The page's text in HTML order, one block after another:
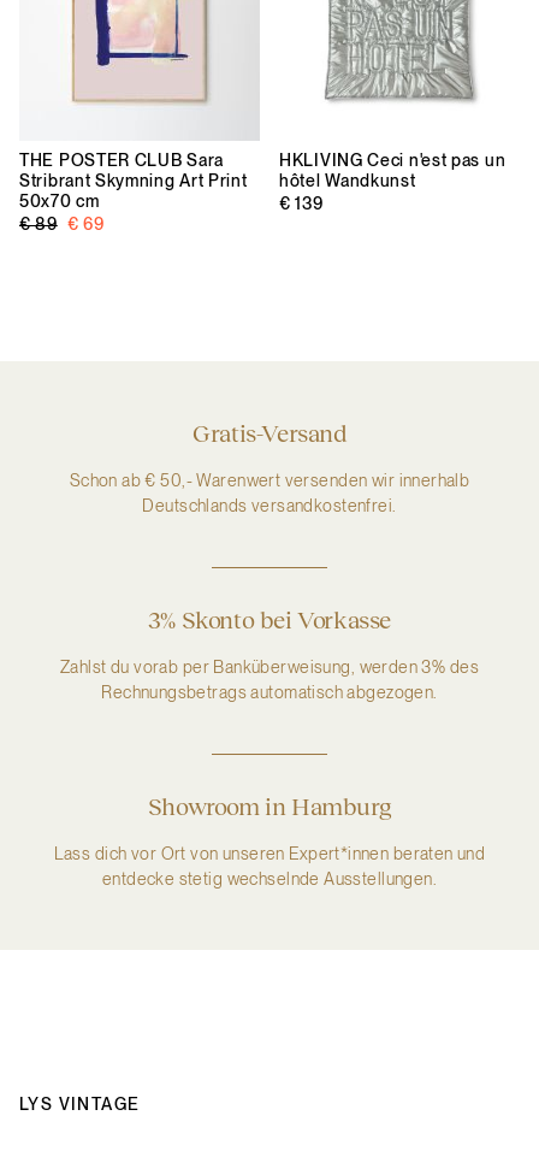
THE POSTER CLUB Sara
Stribrant Skymning Art Print
50x70 cm
€ 89 € 69
HKLIVING Ceci n'est pas un
hôtel Wandkunst
€ 139
Gratis-Versand
Schon ab € 50,- Warenwert versenden wir innerhalb
Deutschlands versandkostenfrei.
3% Skonto bei Vorkasse
Zahlst du vorab per Banküberweisung, werden 3% des
Rechnungsbetrags automatisch abgezogen.
Showroom in Hamburg
Lass dich vor Ort von unseren Expert*innen beraten und
entdecke stetig wechselnde Ausstellungen.
LYS VINTAGE